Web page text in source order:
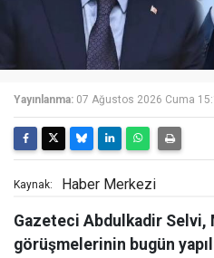
Yayınlanma: 07 Ağustos 2026 Cuma
Kaynak: Haber Merkezi
Gazeteci Abdulkadir Selvi,
görüşmelerinin bugün